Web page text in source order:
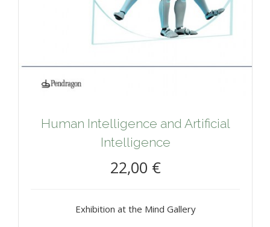
Human Intelligence and Artificial
Intelligence
22,00 €
Exhibition at the Mind Gallery